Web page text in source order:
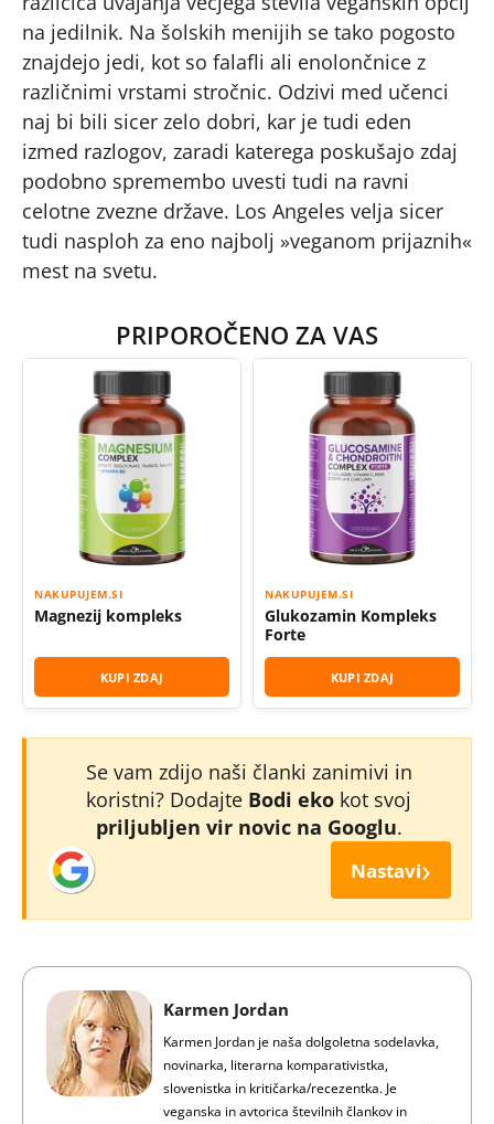
na jedilnik. Na šolskih menijih se tako pogosto
znajdejo jedi, kot so falafli ali enolončnice z
različnimi vrstami stročnic. Odzivi med učenci
naj bi bili sicer zelo dobri, kar je tudi eden
izmed razlogov, zaradi katerega poskušajo zdaj
podobno spremembo uvesti tudi na ravni
celotne zvezne države. Los Angeles velja sicer
tudi nasploh za eno najbolj »veganom prijaznih«
mest na svetu.
PRIPOROČENO ZA VAS
NAKUPUJEM.SI
Magnezij kompleks
KUPI ZDAJ
NAKUPUJEM.SI
Glukozamin Kompleks
Forte
KUPI ZDAJ
Se vam zdijo naši članki zanimivi in
koristni? Dodajte Bodi eko kot svoj
priljubljen vir novic na Googlu.
Nastavi›
Karmen Jordan
Karmen Jordan je naša dolgoletna sodelavka,
novinarka, literarna komparativistka,
slovenistka in kritičarka/recezentka. Je
veganska in avtorica številnih člankov in